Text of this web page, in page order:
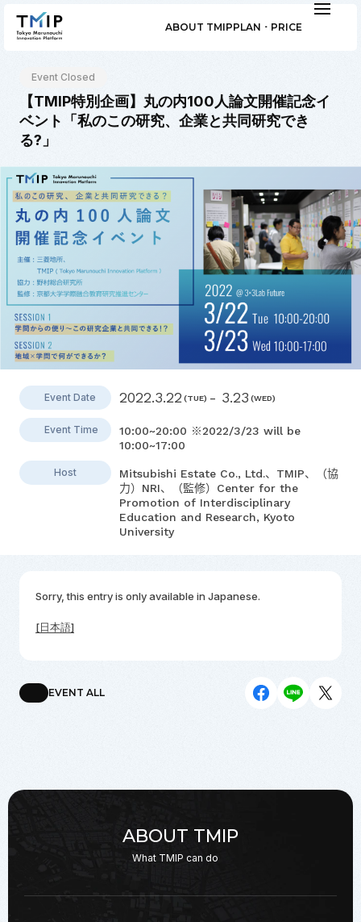
ABOUT TMIPPLAN ･ PRICE
Event Closed
【TMIP特別企画】丸の内100人論文開催記念イ
ベント「私のこの研究、企業と共同研究でき
る?」
Event Date 2022.3.22 (TUE) - 3.23 (WED)
Event Time
10:00~20:00 ※2022/3/23 will be
10:00~17:00
Host
Mitsubishi Estate Co., Ltd.、TMIP、（協
力）NRI、（監修）Center for the
Promotion of Interdisciplinary
Education and Research, Kyoto
University
Sorry, this entry is only available in Japanese.
[日本語]
EVENT ALL
ABOUT TMIP
What TMIP can do